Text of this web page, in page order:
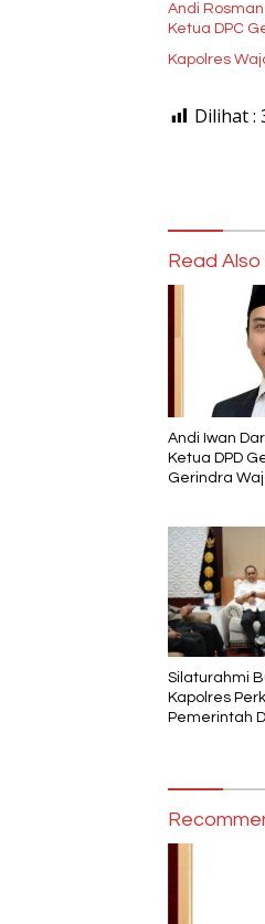
Andi
Ketua DPC
Kapolres
Dilihat :
Read Also
Andi Iwan
Ketua DPD
Gerindra
Wakil Ketua dan
Partai
Silaturahmi
Kapolres
Pemerintah